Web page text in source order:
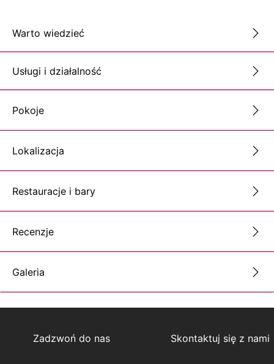
Warto wiedzieć
Usługi i działalność
Pokoje
Lokalizacja
Restauracje i bary
Recenzje
Galeria
Zadzwoń do nas Skontaktuj się z nami